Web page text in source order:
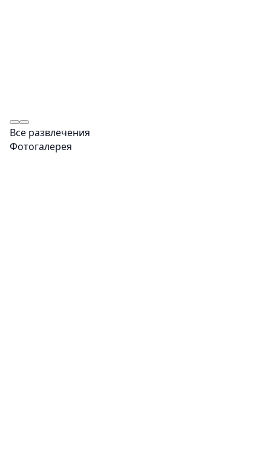
Все развлечения
Фотогалерея